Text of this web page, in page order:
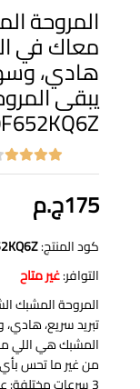
المروحة
معاك في
هادي،
يبقى
175ج.م
كود المنتج:
التوافر:غير متاح
المروحة المشبك
تبريد سريع،
المشبك هي اللي
من غير ما تحس